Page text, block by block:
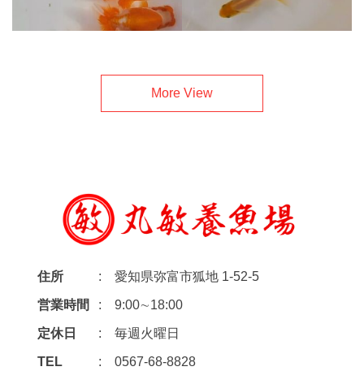
More View
住所 愛知県弥富市狐地 1-52-5
営業時間 9:00∼18:00
定休日 毎週火曜日
TEL 0567-68-8828